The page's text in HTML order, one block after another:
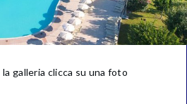
la galleria clicca su una foto